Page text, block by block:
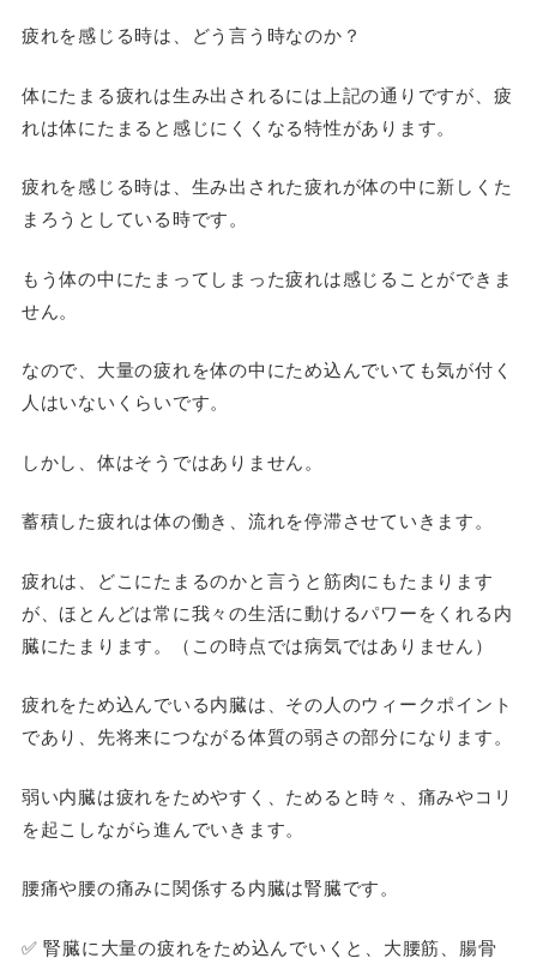
疲れを感じる時は、どう言う時なのか？
体にたまる疲れは生み出されるには上記の通りですが、 疲
れは体にたまると感じにくくなる特性があります。
疲れを感じる時は、生み出された疲れが体の中に新しくた
まろうとしている時です。
もう体の中にたまってしまった疲れは感じることができま
せん。
なので、大量の疲れを体の中にため込んでいても気が付く
人はいないくらいです。
しかし、体はそうではありません。
蓄積した疲れは体の働き、流れを停滞させていきます。
疲れは、どこにたまるのかと言うと筋肉にもたまります
が、ほとんどは常に我々の生活に動けるパワーをくれる内
臓にたまります。（ この時点では病気ではありません）
疲れをため込んでいる内臓は、その人のウィークポイント
であり、先将来につながる体質の弱さの部分になります。
弱い内臓は疲れをためやすく、ためると時々、痛みやコリ
を起こしながら進んでいきます。
腰痛や腰の痛みに関係する内臓は腎臓です。
✅ 腎臓に大量の疲れをため込んでいくと、大腰筋、腸骨